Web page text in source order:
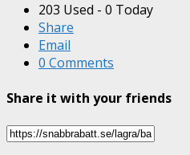
203 Used - 0 Today
Share
Email
0 Comments
Share it with your friends